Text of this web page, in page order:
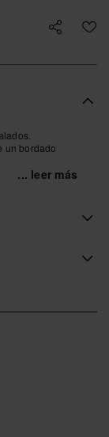
un bordado
... leer más